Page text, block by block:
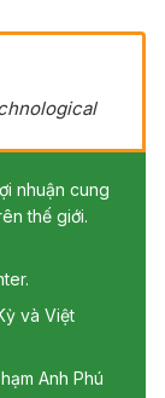
nhuận cung
thế giới.
và Việt
Anh Phú